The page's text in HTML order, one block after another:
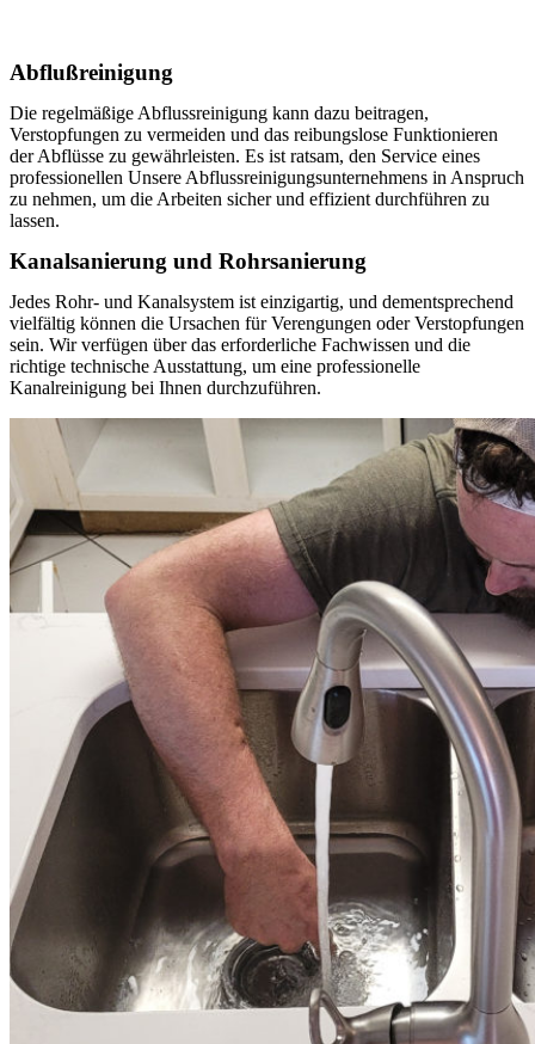
Abflußreinigung
Die regelmäßige Abflussreinigung kann dazu beitragen,
Verstopfungen zu vermeiden und das reibungslose Funktionieren
der Abflüsse zu gewährleisten. Es ist ratsam, den Service eines
professionellen Unsere Abflussreinigungsunternehmens in Anspruch
zu nehmen, um die Arbeiten sicher und effizient durchführen zu
lassen.
Kanalsanierung und Rohrsanierung
Jedes Rohr- und Kanalsystem ist einzigartig, und dementsprechend
vielfältig können die Ursachen für Verengungen oder Verstopfungen
sein. Wir verfügen über das erforderliche Fachwissen und die
richtige technische Ausstattung, um eine professionelle
Kanalreinigung bei Ihnen durchzuführen.